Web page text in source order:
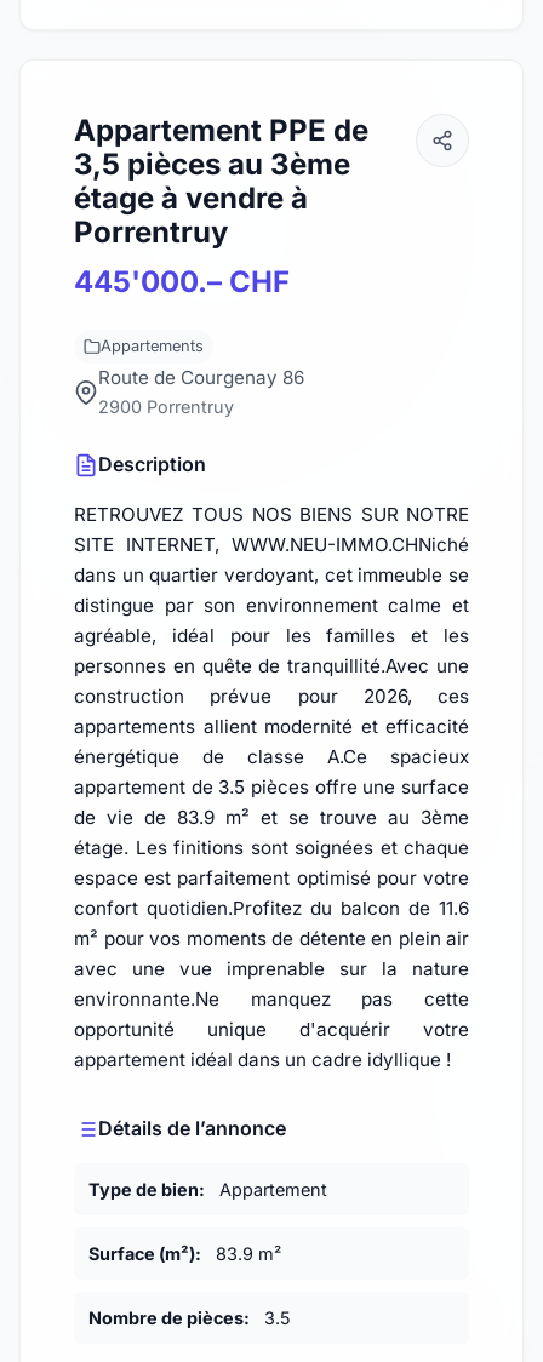
Appartement PPE de
3,5 pièces au 3ème
étage à vendre à
Porrentruy
445'000.– CHF
Appartements
Route de Courgenay 86
2900 Porrentruy
Description
RETROUVEZ TOUS NOS BIENS SUR NOTRE
SITE INTERNET, WWW.NEU-IMMO.CHNiché
dans un quartier verdoyant, cet immeuble se
distingue par son environnement calme et
agréable, idéal pour les familles et les
personnes en quête de tranquillité.Avec une
construction prévue pour 2026, ces
appartements allient modernité et efficacité
énergétique de classe A.Ce spacieux
appartement de 3.5 pièces offre une surface
de vie de 83.9 m² et se trouve au 3ème
étage. Les finitions sont soignées et chaque
espace est parfaitement optimisé pour votre
confort quotidien.Profitez du balcon de 11.6
m² pour vos moments de détente en plein air
avec une vue imprenable sur la nature
environnante.Ne manquez pas cette
opportunité unique d'acquérir votre
appartement idéal dans un cadre idyllique !
Détails de l’annonce
Type de bien: Appartement
Surface (m²): 83.9 m²
Nombre de pièces: 3.5